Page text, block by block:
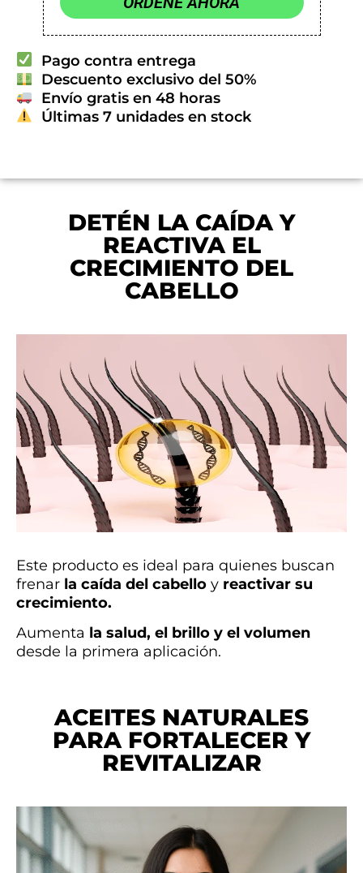
Pago contra entrega
Descuento exclusivo del 50%
Envío gratis en 48 horas
Últimas 7 unidades en stock
DETÉN LA CAÍDA Y
REACTIVA EL
CRECIMIENTO DEL
CABELLO
Este producto es ideal para quienes buscan
frenar la caída del cabello y reactivar su
crecimiento.
Aumenta la salud, el brillo y el volumen
desde la primera aplicación.
ACEITES NATURALES
PARA FORTALECER Y
REVITALIZAR